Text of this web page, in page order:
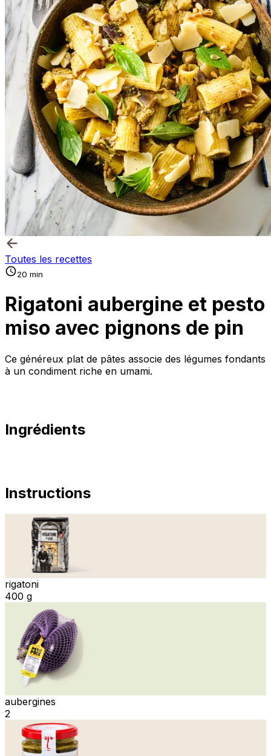
Toutes les recettes
20 min
Rigatoni aubergine et pesto
miso avec pignons de pin
Ce généreux plat de pâtes associe des légumes fondants
à un condiment riche en umami.
Ingrédients
Instructions
rigatoni
400 g
aubergines
2